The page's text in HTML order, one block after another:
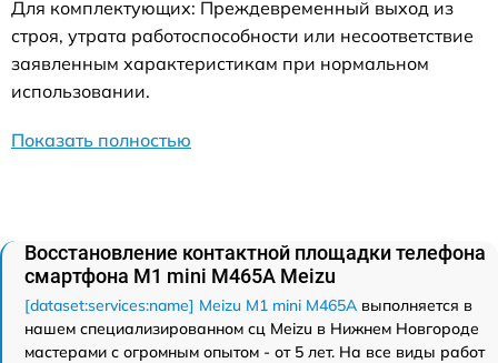
Для комплектующих: Преждевременный выход из
строя, утрата работоспособности или несоответствие
заявленным характеристикам при нормальном
использовании.
Показать полностью
Восстановление контактной площадки телефона
смартфона M1 mini M465A Meizu
[dataset:services:name] Meizu M1 mini M465A выполняется в
нашем специализированном сц Meizu в Нижнем Новгороде
мастерами с огромным опытом - от 5 лет. На все виды работ